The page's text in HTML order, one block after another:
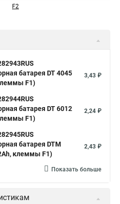
F2
батарея DT 4045
F1)
3,43 ₽
батарея DT 6012
F1)
2,24 ₽
батарея DTM
клеммы F1)
2,43 ₽
Показать больше